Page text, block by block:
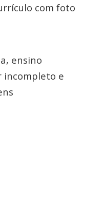
com foto
ensino
incompleto e